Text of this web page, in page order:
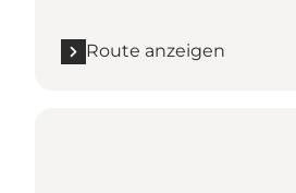
Route anzeigen